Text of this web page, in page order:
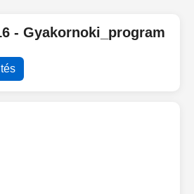
- Gyakornoki_program